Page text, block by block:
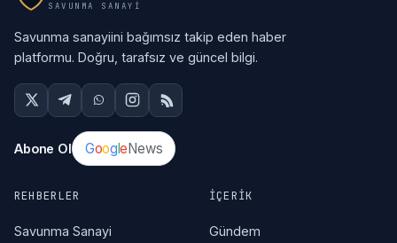
SAVUNMA SANAYI
Savunma sanayiini bağımsız takip eden haber
platformu. Doğru, tarafsız ve güncel bilgi.
Abone Ol GoogleNews
REHBERLER
Savunma Sanayi
İÇERIK
Gündem